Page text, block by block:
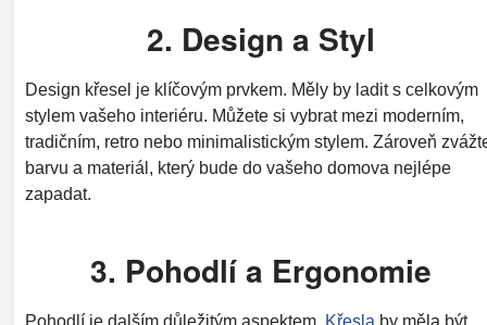
2. Design a Styl
Design křesel je klíčovým prvkem. Měly by ladit s celkovým
stylem vašeho interiéru. Můžete si vybrat mezi moderním,
tradičním, retro nebo minimalistickým stylem. Zároveň
barvu a materiál, který bude do vašeho domova nejlépe
zapadat.
3. Pohodlí a Ergonomie
Pohodlí je dalším důležitým aspektem. Křesla by měla být